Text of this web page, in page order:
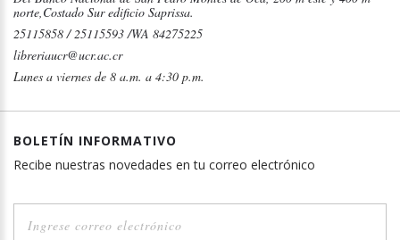
norte,Costado Sur edificio Saprissa.
25115858 / 25115593 /WA 84275225
libreriaucr@ucr.ac.cr
Lunes a viernes de 8 a.m. a 4:30 p.m.
BOLETÍN INFORMATIVO
Recibe nuestras novedades en tu correo electrónico